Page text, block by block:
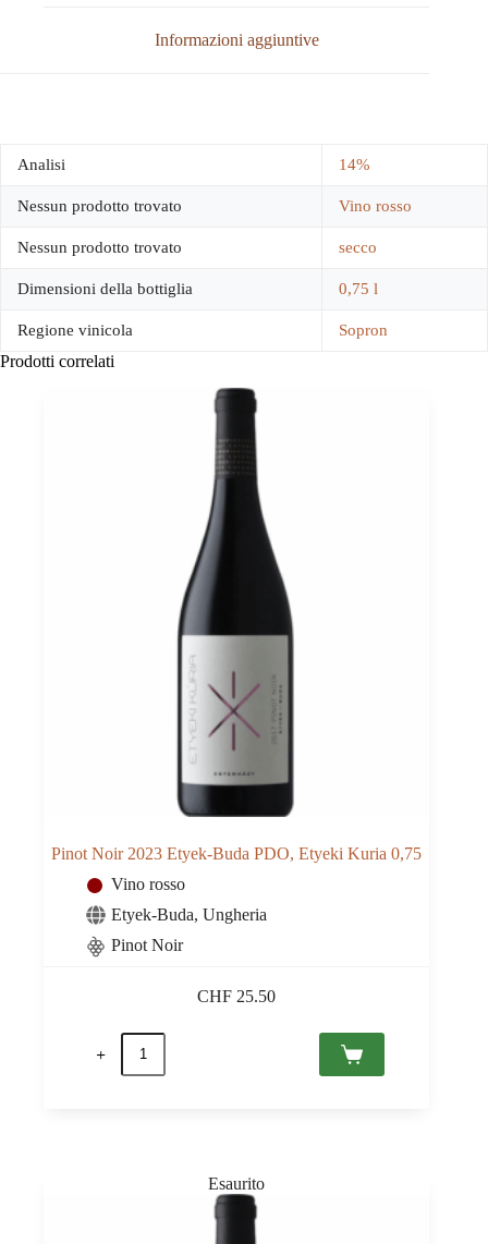
Informazioni aggiuntive
Analisi 14%
Nessun prodotto trovato Vino rosso
Nessun prodotto trovato secco
Dimensioni della bottiglia 0,75 l
Regione vinicola Sopron
Prodotti correlati
Pinot Noir 2023 Etyek-Buda PDO, Etyeki Kuria 0,75
Vino rosso
Etyek-Buda, Ungheria
Pinot Noir
CHF 25.50
Pinot
Noir
2023